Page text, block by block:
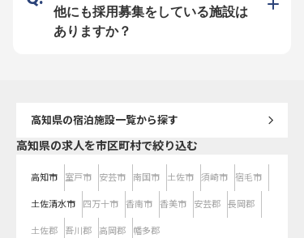
す。 住宅手当制度もございますの
で、遠方からのご応募や新生活を始
める方も安心してスタートできる環
境です。お客様とのコミュニケーシ
他にも採用募集をしている施設は
ありますか？
高知県の宿泊施設一覧から探す
高知県の求人を市区町村で絞り込む
高知市 室戸市 安芸市 南国市 土佐市 須崎市 宿毛市
土佐清水市 四万十市 香南市 香美市 安芸郡 長岡郡
土佐郡 吾川郡 高岡郡 幡多郡